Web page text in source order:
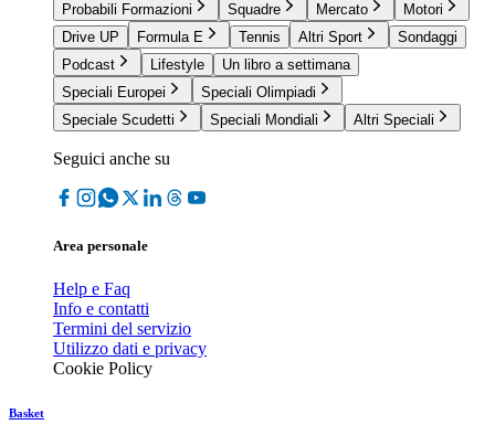
Probabili Formazioni
Squadre Mercato
Motori
Drive UP
Formula E Tennis Altri Sport
Sondaggi
Podcast
Lifestyle
Un libro a settimana
Speciali Europei
Speciali Olimpiadi
Speciale Scudetti
Speciali Mondiali Altri Speciali
Seguici anche su
Area personale
Help e Faq
Info e contatti
Termini del servizio
Utilizzo dati e privacy
Cookie Policy
Basket